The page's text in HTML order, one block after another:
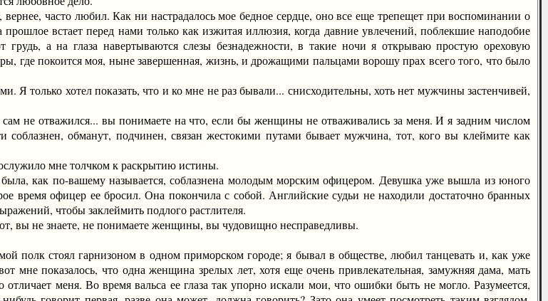
часто любил. Как ни настрадалось мое бедное сердце, оно все еще трепещет при воспоминании о
встает перед нами только как изжитая иллюзия, когда давние увлечений, поблекшие наподобие
грудь, а на глаза навертываются слезы безнадежности, в такие ночи я открываю простую ореховую
где покоится моя, ныне завершенная, жизнь, и дрожащими пальцами ворошу прах всего того, что было
Я только хотел показать, что и ко мне не раз бывали... снисходительны, хоть нет мужчины застенчивей,
не отважился... вы понимаете на что, если бы женщины не отваживались за меня. И я задним числом
соблазнен, обманут, подчинен, связан жестокими путами бывает мужчина, тот, кого вы клеймите как
мне толчком к раскрытию истины.
как по-вашему называется, соблазнена молодым морским офицером. Девушка уже вышла из юного
время офицер ее бросил. Она покончила с собой. Английские судьи не находили достаточно бранных
чтобы заклеймить подлого растлителя.
вы не знаете, не понимаете женщины, вы чудовищно несправедливы.
стоял гарнизоном в одном приморском городе; я бывал в обществе, любил танцевать и, как уже
мне показалось, что одна женщина зрелых лет, хотя еще очень привлекательная, замужняя дама, мать
меня. Во время вальса ее глаза так упорно искали мои, что ошибки быть не могло. Разумеется,